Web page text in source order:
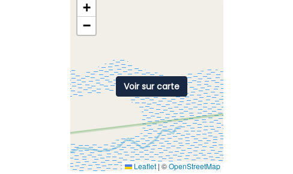
+
−
Leaflet|©OpenStreetMap
Voir sur carte